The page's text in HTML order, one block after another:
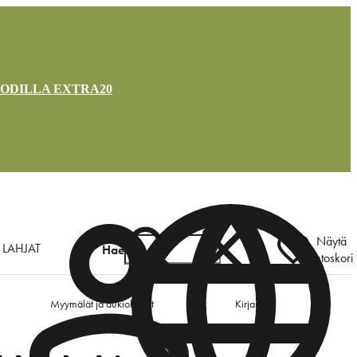
EXTRA20
Myymälät ja aukioloajat Kirjaudu
LAHJAT Hae
Näytä
ostoskori